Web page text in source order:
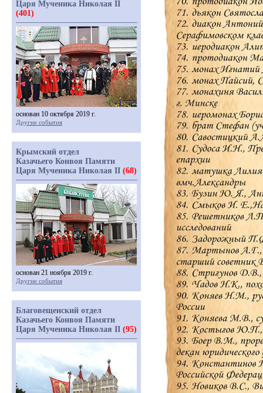
Царя Мученика Николая II
(401)
основан 10 октября 2019 г.
Другие события
Крымский отдел
Казачьего Конвоя Памяти
Царя Мученика Николая II (68)
основан 21 ноября 2019 г.
Другие события
Благовещенский отдел
Казачьего Конвоя Памяти
Царя Мученика Николая II (95)